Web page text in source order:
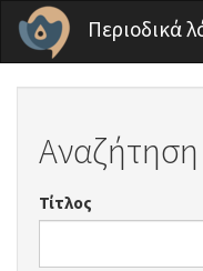
Παράκαμψη προς το κυρίως
Περιοδικά
Αναζήτηση
Τίτλος